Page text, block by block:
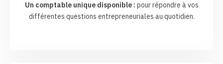
Un comptable unique disponible : pour répondre à vos
différentes questions entrepreneuriales au quotidien.